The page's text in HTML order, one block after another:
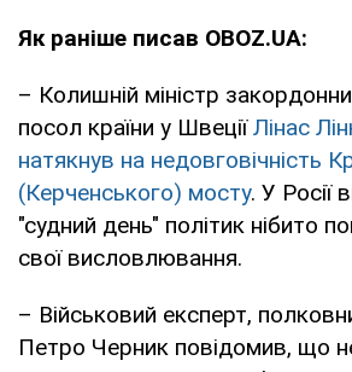
Як раніше писав OBOZ.UA:
– Колишній міністр
посол країни у ШвеціїЛінас
натякнув на недовговічність
(Керченського) мосту. У Росії
"судний день" політик нібито
свої висловлювання.
– Військовий експерт,
Петро Черник повідомив, що